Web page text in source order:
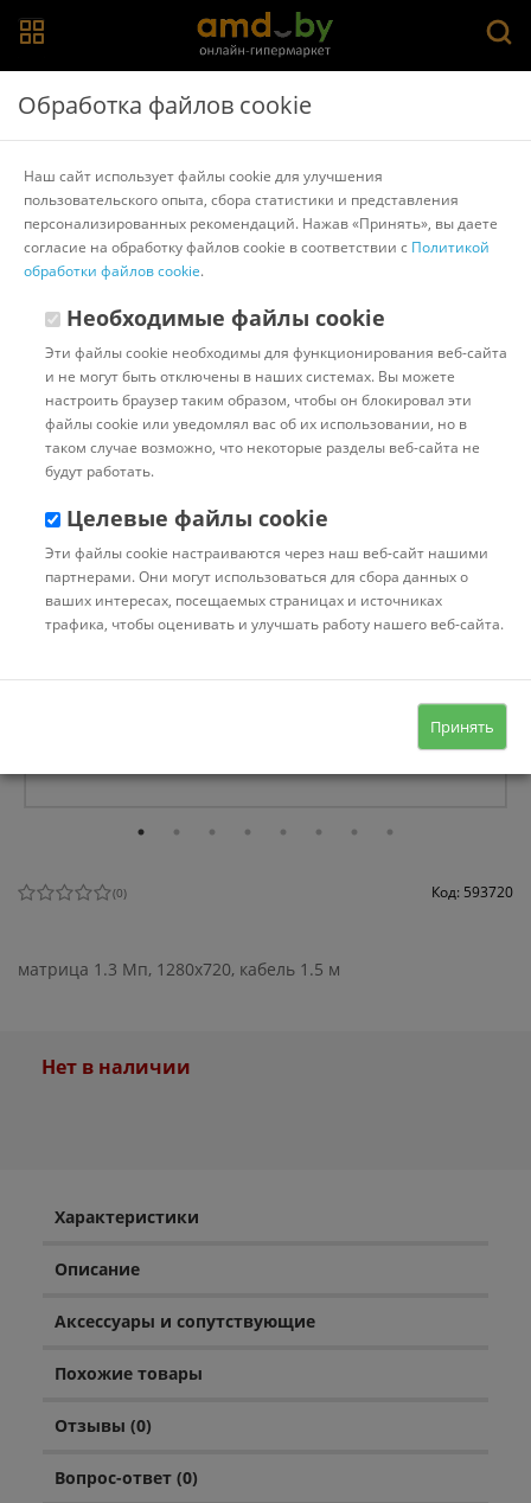
Главная > Каталог товаров Веб-камеры
Другие товары ExeGate
(0) Код: 593720
матрица 1.3 Мп, 1280x720, кабель 1.5 м
Нет в наличии
Характеристики
Описание
Аксессуары и сопутствующие
Похожие товары
Отзывы (0)
Вопрос-ответ (0)
Обработка файлов cookie
Наш сайт использует файлы cookie для улучшения
пользовательского опыта, сбора статистики и представления
персонализированных рекомендаций. Нажав «Принять», вы даете
согласие на обработку файлов cookie в соответствии с Политикой
обработки файлов cookie.
Необходимые файлы cookie
Эти файлы cookie необходимы для функционирования веб-сайта
и не могут быть отключены в наших системах. Вы можете
настроить браузер таким образом, чтобы он блокировал эти
файлы cookie или уведомлял вас об их использовании, но в
таком случае возможно, что некоторые разделы веб-сайта не
будут работать.
Целевые файлы cookie
Эти файлы cookie настраиваются через наш веб-сайт нашими
партнерами. Они могут использоваться для сбора данных о
ваших интересах, посещаемых страницах и источниках
трафика, чтобы оценивать и улучшать работу нашего веб-сайта.
Принять